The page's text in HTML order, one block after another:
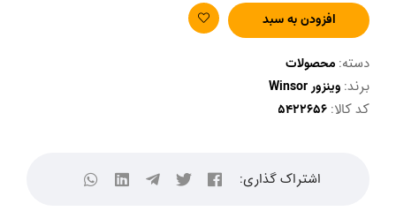
افزودن به سبد
دسته: محصولات
برند: وینزور Winsor
کد کالا:
اشتراک گذاری: